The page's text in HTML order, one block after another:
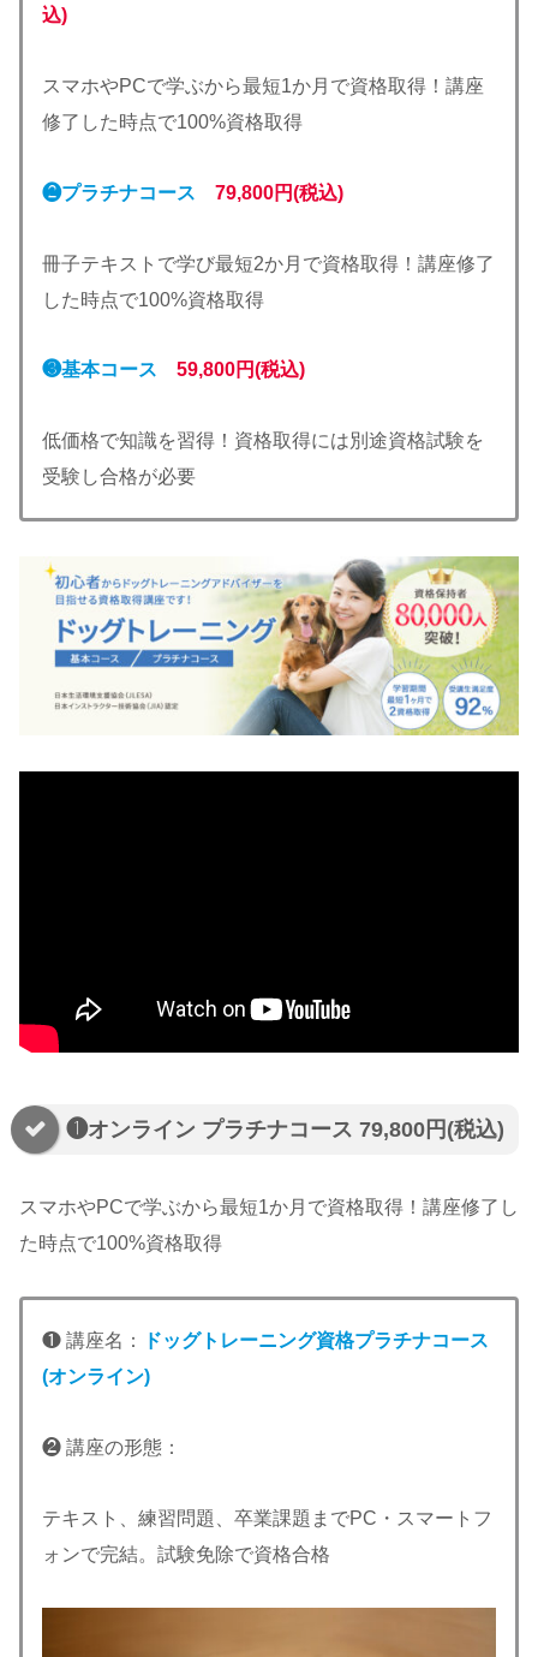
込)
スマホやPCで学ぶから最短1か月で資格取得！講座
修了した時点で100%資格取得
❷プラチナコース 79,800円(税込)
冊子テキストで学び最短2か月で資格取得！講座修了
した時点で100%資格取得
❸基本コース 59,800円(税込)
低価格で知識を習得！資格取得には別途資格試験を
受験し合格が必要
❶オンライン プラチナコース 79,800円(税込)
スマホやPCで学ぶから最短1か月で資格取得！講座修了し
た時点で100%資格取得
❶ 講座名：
ドッグトレーニング資格プラチナコース
(オンライン)
❷ 講座の形態：
テキスト、練習問題、卒業課題までPC・スマートフ
ォンで完結。試験免除で資格合格